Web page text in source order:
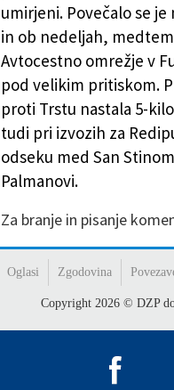
umirjeni. Povečalo se
in ob nedeljah,
Avtocestno omrežje v
pod velikim pritiskom.
proti Trstu nastala 5-
tudi pri izvozih za
odseku med San
Palmanovi.
Za branje in pisanje
Oglasi Zgodovina
Copyright2026 © DZP